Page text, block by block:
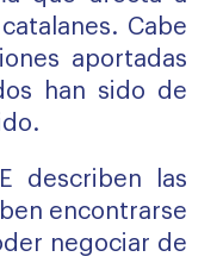
Cabe
aportadas
han sido de
describen las
encontrarse
negociar de